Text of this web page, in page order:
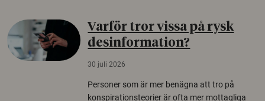
Varför tror vissa på rysk
desinformation?
30 juli 2026
Personer som är mer benägna att tro på
konspirationsteorier är ofta mer mottagliga